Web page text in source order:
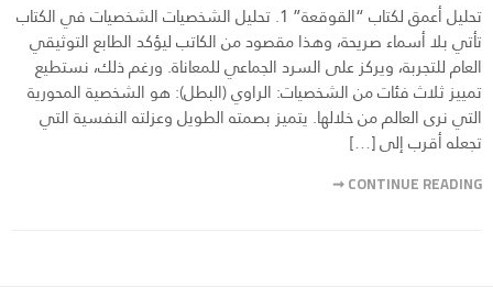
تحليل أعمق لكتاب “القوقعة” 1. تحليل الشخصيات الشخصيات في الكتاب
تأتي بلا أسماء صريحة، وهذا مقصود من الكاتب ليؤكد الطابع التوثيقي
العام للتجربة، ويركز على السرد الجماعي للمعاناة. ورغم ذلك، نستطيع
تمييز ثلاث فئات من الشخصيات: الراوي (البطل): هو الشخصية المحورية
التي نرى العالم من خلالها. يتميز بصمته الطويل وعزلته النفسية التي
تجعله أقرب إلى […]
CONTINUE READING ➞